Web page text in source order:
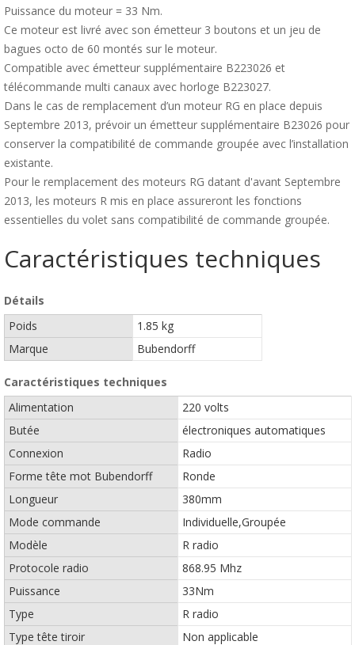
Puissance du moteur = 33 Nm.
Ce moteur est livré avec son émetteur 3 boutons et un jeu de
bagues octo de 60 montés sur le moteur.
Compatible avec émetteur supplémentaire B223026 et
télécommande multi canaux avec horloge B223027.
Dans le cas de remplacement d’un moteur RG en place depuis
Septembre 2013, prévoir un émetteur supplémentaire B23026 pour
conserver la compatibilité de commande groupée avec l’installation
existante.
Pour le remplacement des moteurs RG datant d'avant Septembre
2013, les moteurs R mis en place assureront les fonctions
essentielles du volet sans compatibilité de commande groupée.
Caractéristiques techniques
Détails
Poids
1.85 kg
Marque
Bubendorff
Caractéristiques techniques
Alimentation
220 volts
Butée
électroniques automatiques
Connexion
Radio
Forme tête mot Bubendorff
Ronde
Longueur
380mm
Mode commande
Individuelle,Groupée
Modèle
R radio
Protocole radio
868.95 Mhz
Puissance
33Nm
Type
R radio
Type tête tiroir
Non applicable